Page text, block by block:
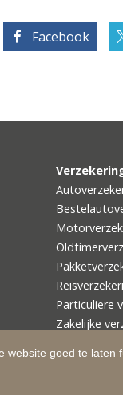
website goed te
Facebook
Particuliere
Zakelijke